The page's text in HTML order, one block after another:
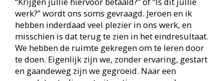
abonnees is ons YouTube-kanaal uitgegroeid tot
een van de grootste van Nederland. We hebben
ook contact gehad met twee jongens uit groep 8
van een basisschool die graag een Minecraft-
game online wilden verzorgen. Dat is gelukt en
afgelopen juli gestart. Hiervoor moesten we dan
wel een speciale Minecraft-server aanschaffen en
ook hebben we hiermee een stukje van het